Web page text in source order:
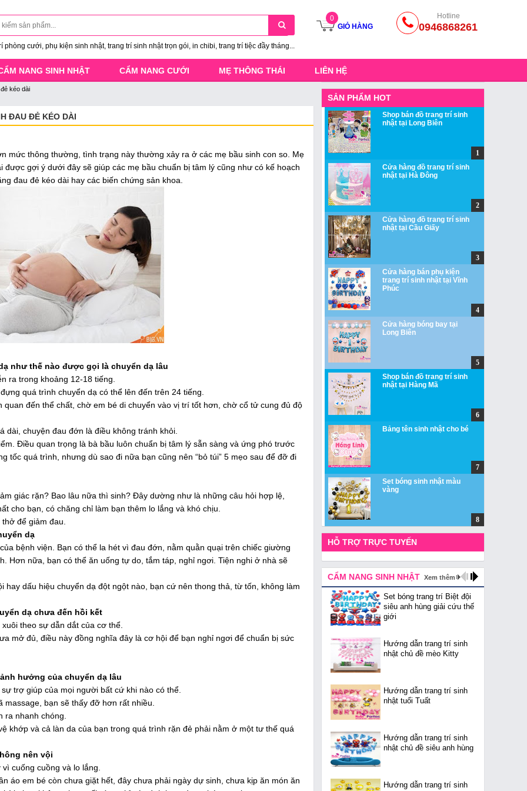
phòng cưới, phụ kiện sinh nhật, trang trí sinh nhật trọn gói, in chibi, trang trí tiệc đầy tháng...
0
GIỎ HÀNG
Hotline
0946868261
NANG SINH NHẬT CẨM NANG CƯỚI MẸ THÔNG THÁI LIÊN HỆ
kéo dài
ĐAU ĐẺ KÉO DÀI
mức thông thường, tình trạng này thường xảy ra ở các mẹ bầu sinh con so. Mẹ
gợi ý dưới đây sẽ giúp các mẹ bầu chuẩn bị tâm lý cũng như có kế hoạch
đau đẻ kéo dài hay các biến chứng sản khoa.
như thế nào được gọi là chuyển dạ lâu
ra trong khoảng 12-18 tiếng.
quá trình chuyển dạ có thể lên đến trên 24 tiếng.
đến thể chất, chờ em bé di chuyển vào vị trí tốt hơn, chờ cổ tử cung đủ độ
chuyện đau đớn là điều không tránh khỏi.
Điều quan trọng là bà bầu luôn chuẩn bị tâm lý sẵn sàng và ứng phó trước
tốc quá trình, nhưng dù sao đi nữa bạn cũng nên “bỏ túi” 5 mẹo sau để đỡ đi
giác rặn? Bao lâu nữa thì sinh? Đây dường như là những câu hỏi hợp lệ,
cho bạn, có chăng chỉ làm bạn thêm lo lắng và khó chịu.
để giảm đau.
dạ
bệnh viện. Bạn có thể la hét vì đau đớn, nằm quằn quại trên chiếc giường
Hơn nữa, bạn có thể ăn uống tự do, tắm táp, nghỉ ngơi. Tiện nghi ở nhà sẽ
dấu hiệu chuyển dạ đột ngột nào, bạn cứ nên thong thả, từ tốn, không làm
dạ chưa đến hồi kết
theo sự dẫn dắt của cơ thể.
mở đủ, điều này đồng nghĩa đây là cơ hội để bạn nghỉ ngơi để chuẩn bị sức
hưởng của chuyển dạ lâu
trợ giúp của mọi người bất cứ khi nào có thể.
bạn sẽ thấy đỡ hơn rất nhiều.
ra nhanh chóng.
khớp và cả làn da của bạn trong quá trình rặn đẻ phải nằm ở một tư thế quá
nên vội
cuống cuồng và lo lắng.
áo em bé còn chưa giặt hết, đây chưa phải ngày dự sinh, chưa kịp ăn món ăn
SẢN PHẨM HOT
Shop bán đồ trang trí sinh
nhật tại Long Biên
Cửa hàng đồ trang trí sinh
nhật tại Hà Đông
Cửa hàng đồ trang trí sinh
nhật tại Cầu Giấy
Cửa hàng bán phụ kiện
trang trí sinh nhật tại Vĩnh
Phúc
Cửa hàng bóng bay tại
Long Biên
Shop bán đồ trang trí sinh
nhật tại Hàng Mã
Bảng tên sinh nhật cho bé
Set bóng sinh nhật màu
vàng
HỖ TRỢ TRỰC TUYẾN
CẨM NANG SINH NHẬT Xem thêm
Set bóng trang trí Biệt đội
siêu anh hùng giải cứu thế
giới
Hướng dẫn trang trí sinh
nhật chủ đề mèo Kitty
Hướng dẫn trang trí sinh
nhật tuổi Tuất
Hướng dẫn trang trí sinh
nhật chủ đề siêu anh hùng
Hướng dẫn trang trí sinh